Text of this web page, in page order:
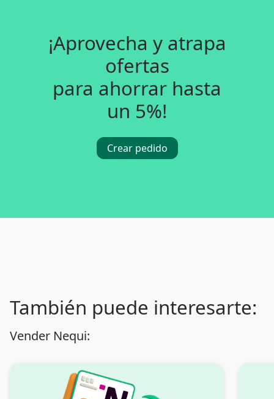
¡Aprovecha y atrapa
ofertas
para ahorrar hasta
un 5%!
Crear pedido
También puede interesarte:
Vender Nequi: